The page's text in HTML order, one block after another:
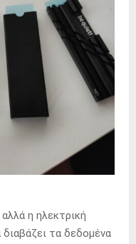
η ηλεκτρική
διαβάζει τα δεδομένα